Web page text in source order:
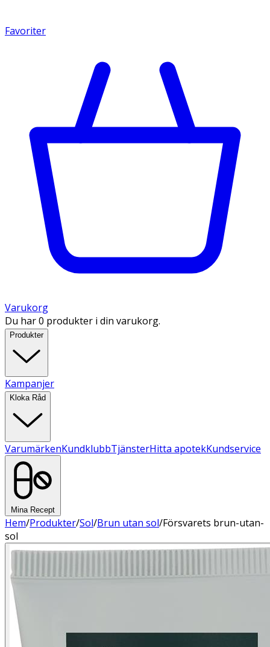
Favoriter
Varukorg
Du har 0 produkter i din varukorg.
Produkter
Kampanjer
Kloka Råd
VarumärkenKundklubbTjänsterHitta apotekKundservice
Mina Recept
Hem/Produkter/Sol/Brun utan sol/Försvarets brun-utan-
sol